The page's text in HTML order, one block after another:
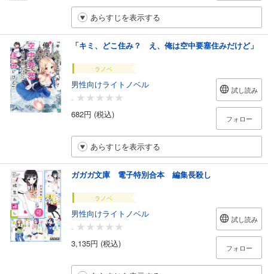
あらすじを表示する
「キミ、どこ住み？ え、俺は空中要塞住みだけど」
ラノベ
男性向けライトノベル
-
682円 (税込)
試し読み
フォロー
あらすじを表示する
ガガガ文庫 電子特別合本 編集長殺し
ラノベ
男性向けライトノベル
-
3,135円 (税込)
試し読み
フォロー